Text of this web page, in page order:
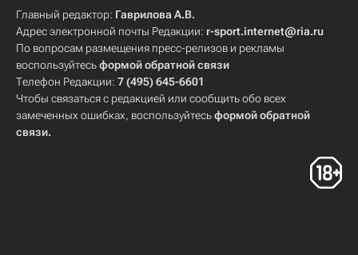
Главный редактор: Гаврилова А.В.
Адрес электронной почты Редакции: r-sport.internet@ria.ru
По вопросам размещения пресс-релизов и рекламы
воспользуйтесьформой обратной связи
Телефон Редакции: 7 (495) 645-6601
Чтобы связаться с редакцией или сообщить обо всех
замеченных ошибках, воспользуйтесьформой обратной
связи.